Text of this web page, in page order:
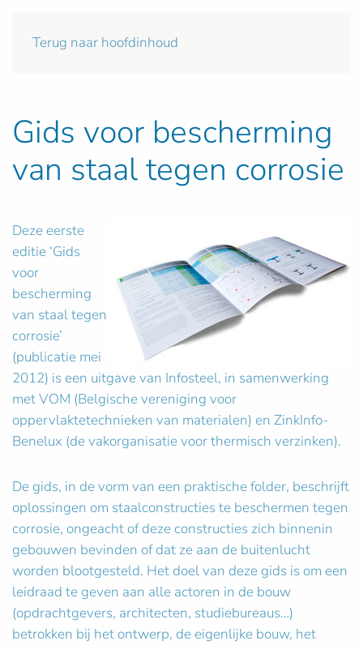
Terug naar hoofdinhoud
Gids voor bescherming
van staal tegen corrosie
Deze eerste
editie ‘Gids
voor
bescherming
van staal tegen
corrosie’
(publicatie mei
2012) is een uitgave van Infosteel, in samenwerking
met VOM (Belgische vereniging voor
oppervlaktetechnieken van materialen) en ZinkInfo-
Benelux (de vakorganisatie voor thermisch verzinken).
De gids, in de vorm van een praktische folder, beschrijft
oplossingen om staalconstructies te beschermen tegen
corrosie, ongeacht of deze constructies zich binnenin
gebouwen bevinden of dat ze aan de buitenlucht
worden blootgesteld. Het doel van deze gids is om een
leidraad te geven aan alle actoren in de bouw
(opdrachtgevers, architecten, studiebureaus…)
betrokken bij het ontwerp, de eigenlijke bouw, het